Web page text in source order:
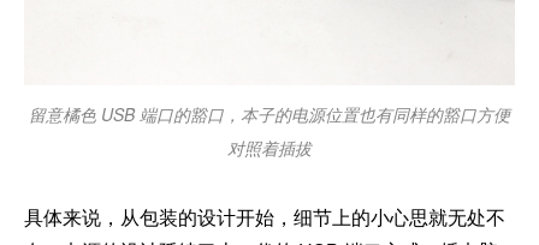
留意橘色 USB 端口的豁口，本子的电源位置也有同样的豁口方便
对照着插拔
具体来说，从包装的设计开始，细节上的小心思就无处不